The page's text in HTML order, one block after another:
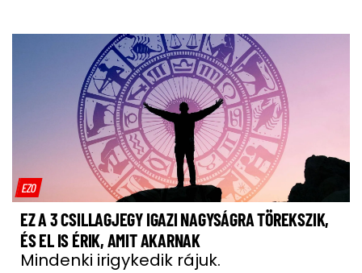
EZO
EZ A 3 CSILLAGJEGY IGAZI NAGYSÁGRA TÖREKSZIK,
ÉS EL IS ÉRIK, AMIT AKARNAK
Mindenki irigykedik rájuk.